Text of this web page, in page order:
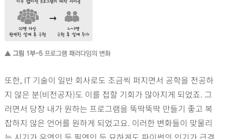
▲ 그림 1부-5프로그램 패러다임의 변화
또한, IT 기술이 일반 회사로도 조금씩 퍼지면서 공학을 전공하
지 않은 분(비전공자)도 이를 접할 기회가 많아지게 되었죠. 그
러면서 당장 내가 원하는 프로그램을 뚝딱뚝딱 만들기 좋고 복
잡하지 않은 언어를 원하게 되었고요. 이러한 변화들이 맞물리